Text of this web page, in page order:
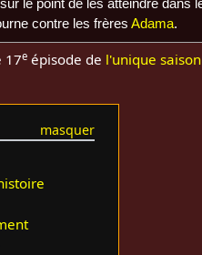
contre les frères Adama.
17e épisode de l'unique saison